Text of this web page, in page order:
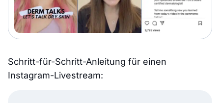
Schritt-für-Schritt-Anleitung für einen
Instagram-Livestream: